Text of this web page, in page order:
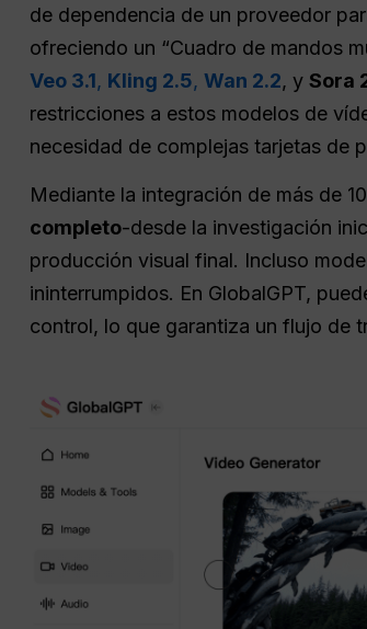
de dependencia de un proveedor
ofreciendo un “Cuadro de mandos
Veo 3.1, Kling 2.5, Wan 2.2, y Sora
restricciones a estos modelos de
necesidad de complejas tarjetas de
Mediante la integración de más de
completo-desde la investigación
producción visual final. Incluso
ininterrumpidos. En GlobalGPT,
control, lo que garantiza un flujo de